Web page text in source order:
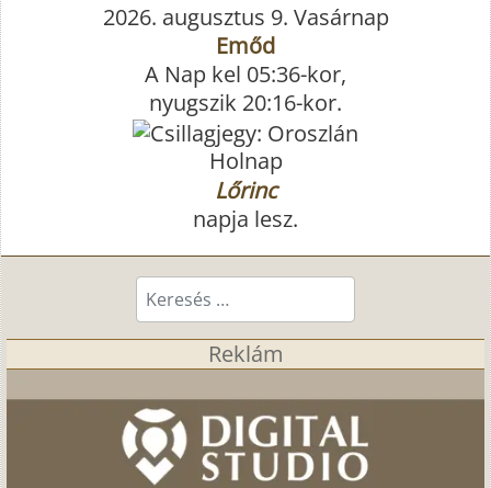
2026. augusztus 9. Vasárnap
Emőd
A Nap kel 05:36-kor,
nyugszik 20:16-kor.
Holnap
Lőrinc
napja lesz.
Keresés...
Reklám